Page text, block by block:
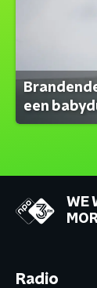
een
WE
Radio